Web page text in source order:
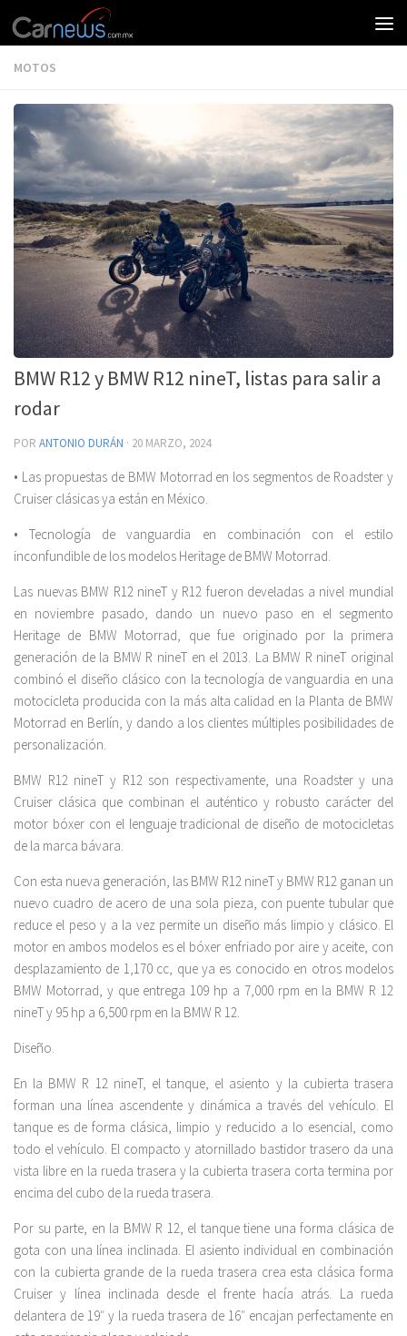
MOTOS
BMW R12 y BMW R12 nineT, listas para salir a
rodar
POR ANTONIO DURÁN · 20 MARZO, 2024
• Las propuestas de BMW Motorrad en los segmentos de Roadster y
Cruiser clásicas ya están en México.
• Tecnología de vanguardia en combinación con el estilo
inconfundible de los modelos Heritage de BMW Motorrad.
Las nuevas BMW R12 nineT y R12 fueron develadas a nivel mundial
en noviembre pasado, dando un nuevo paso en el segmento
Heritage de BMW Motorrad, que fue originado por la primera
generación de la BMW R nineT en el 2013. La BMW R nineT original
combinó el diseño clásico con la tecnología de vanguardia en una
motocicleta producida con la más alta calidad en la Planta de BMW
Motorrad en Berlín, y dando a los clientes múltiples posibilidades de
personalización.
BMW R12 nineT y R12 son respectivamente, una Roadster y una
Cruiser clásica que combinan el auténtico y robusto carácter del
motor bóxer con el lenguaje tradicional de diseño de motocicletas
de la marca bávara.
Con esta nueva generación, las BMW R12 nineT y BMW R12 ganan un
nuevo cuadro de acero de una sola pieza, con puente tubular que
reduce el peso y a la vez permite un diseño más limpio y clásico. El
motor en ambos modelos es el bóxer enfriado por aire y aceite, con
desplazamiento de 1,170 cc, que ya es conocido en otros modelos
BMW Motorrad, y que entrega 109 hp a 7,000 rpm en la BMW R 12
nineT y 95 hp a 6,500 rpm en la BMW R 12.
Diseño.
En la BMW R 12 nineT, el tanque, el asiento y la cubierta trasera
forman una línea ascendente y dinámica a través del vehículo. El
tanque es de forma clásica, limpio y reducido a lo esencial, como
todo el vehículo. El compacto y atornillado bastidor trasero da una
vista libre en la rueda trasera y la cubierta trasera corta termina por
encima del cubo de la rueda trasera.
Por su parte, en la BMW R 12, el tanque tiene una forma clásica de
gota con una línea inclinada. El asiento individual en combinación
con la cubierta grande de la rueda trasera crea esta clásica forma
Cruiser y línea inclinada desde el frente hacía atrás. La rueda
delantera de 19″ y la rueda trasera de 16″ encajan perfectamente en